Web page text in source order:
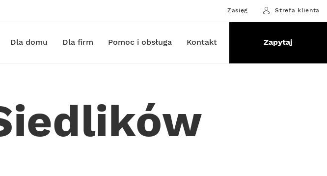
Zasięg Strefa klienta
Dla domu Dla firm Pomoc i obsługa Kontakt Zapytaj